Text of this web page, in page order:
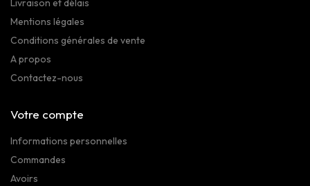
Livraison et délais
Mentions légales
Conditions générales de vente
A propos
Contactez-nous
Votre compte
Informations personnelles
Commandes
Avoirs